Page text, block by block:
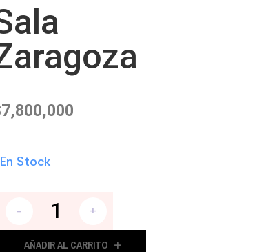
7,800,000
En Stock
- +
AÑADIR AL CARRITO